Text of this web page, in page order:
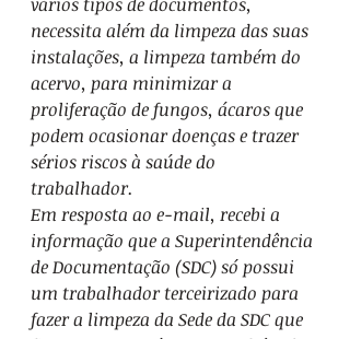
vários tipos de documentos,
necessita além da limpeza das suas
instalações, a limpeza também do
acervo, para minimizar a
proliferação de fungos, ácaros que
podem ocasionar doenças e trazer
sérios riscos à saúde do
trabalhador.
Em resposta ao e-mail, recebi a
informação que a Superintendência
de Documentação (SDC) só possui
um trabalhador terceirizado para
fazer a limpeza da Sede da SDC que